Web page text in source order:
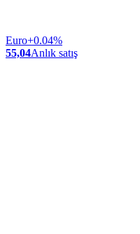
Euro+0.04%
55,04Anlık satış